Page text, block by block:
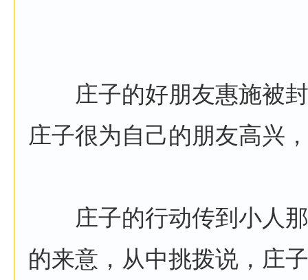
庄子的好朋友惠施被封
庄子很为自己的朋友高兴
庄子的行动传到小人那
的来意，从中挑拨说，庄